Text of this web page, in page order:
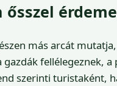
ősszel
más arcát
fellélegeznek,
szerinti turistaként,